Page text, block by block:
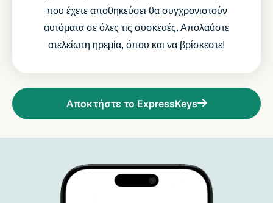
που έχετε αποθηκεύσει θα συγχρονιστούν
αυτόματα σε όλες τις συσκευές. Απολαύστε
ατελείωτη ηρεμία, όπου και να βρίσκεστε!
Αποκτήστε το ExpressKeys